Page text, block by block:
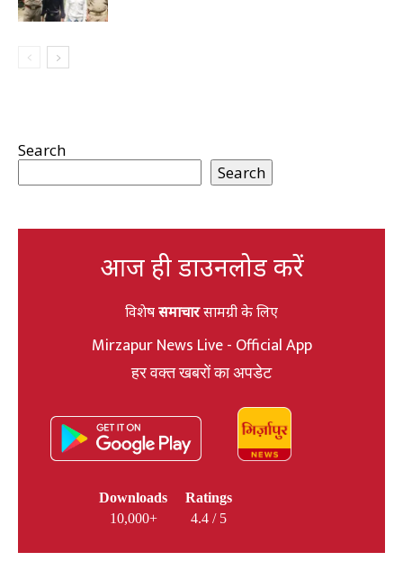
Search
Search
आज ही डाउनलोड करें
विशेषसमाचारसामग्री के लिए
Mirzapur News Live - Official App
हर वक्त खबरों का अपडेट
Downloads
10,000+
Ratings
4.4 / 5